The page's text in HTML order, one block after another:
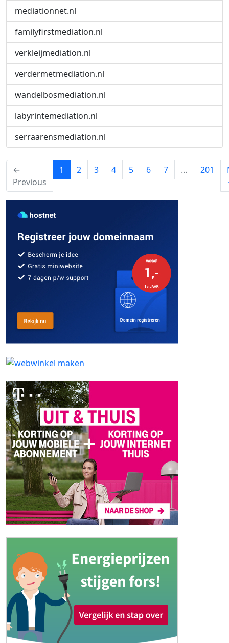
mediationnet.nl
familyfirstmediation.nl
verkleijmediation.nl
verdermetmediation.nl
wandelbosmediation.nl
labyrintemediation.nl
serraarensmediation.nl
←
Previous
1 (current)
2 3 4 5 6 7 … 201